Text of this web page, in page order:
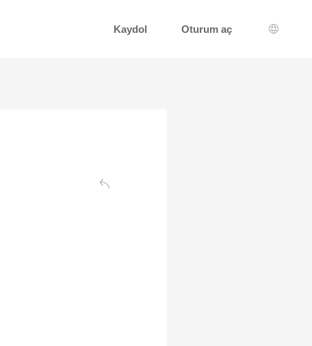
Kaydol Oturum aç
Dil
Geri